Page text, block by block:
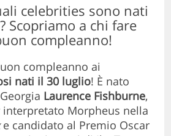
celebrities sono nati
Scopriamo a chi fare
compleanno!
compleanno ai
nati il 30 luglio! È nato
Laurence Fishburne,
Morpheus nella
e candidato al Premio Oscar